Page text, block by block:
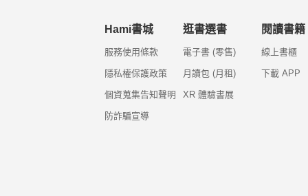
Hami書城
服務使用條款
隱私權保護政策
個資蒐集告知聲明
防詐騙宣導
逛書選書
電子書 (零售)
月讀包 (月租)
XR 體驗書展
閱讀書籍
線上書櫃
下載 APP